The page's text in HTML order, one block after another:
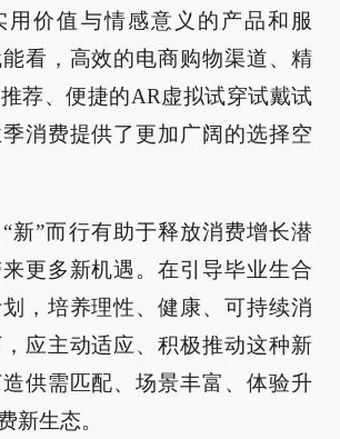
用价值与情感意义的产品和服
看，高效的电商购物渠道、精
荐、便捷的AR虚拟试穿试戴试
消费提供了更加广阔的选择空
新”而行有助于释放消费增长潜
更多新机遇。在引导毕业生合
，培养理性、健康、可持续消
应主动适应、积极推动这种新
供需匹配、场景丰富、体验升
新生态。